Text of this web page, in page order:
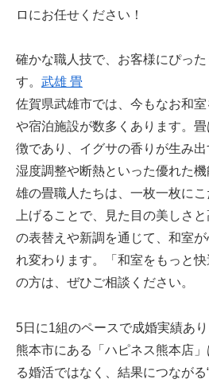
ロにお任せください！
確かな職人技で、お客様にぴっ
す。 武雄 畳
佐賀県武雄市では、今もなお和
や宿泊施設が数多くあります。
徴であり、イグサの香りが生み出
湿度調整や断熱といった優れた
雄の畳職人たちは、一枚一枚に
上げることで、見た目の美しさ
の表替えや新調を通じて、和室
れ変わります。「和室をもっと
の方は、ぜひご相談ください。
5日に1組のペースで成婚実績あり
熊本市にある「ハピネス熊本店
る婚活ではなく、結果につながる